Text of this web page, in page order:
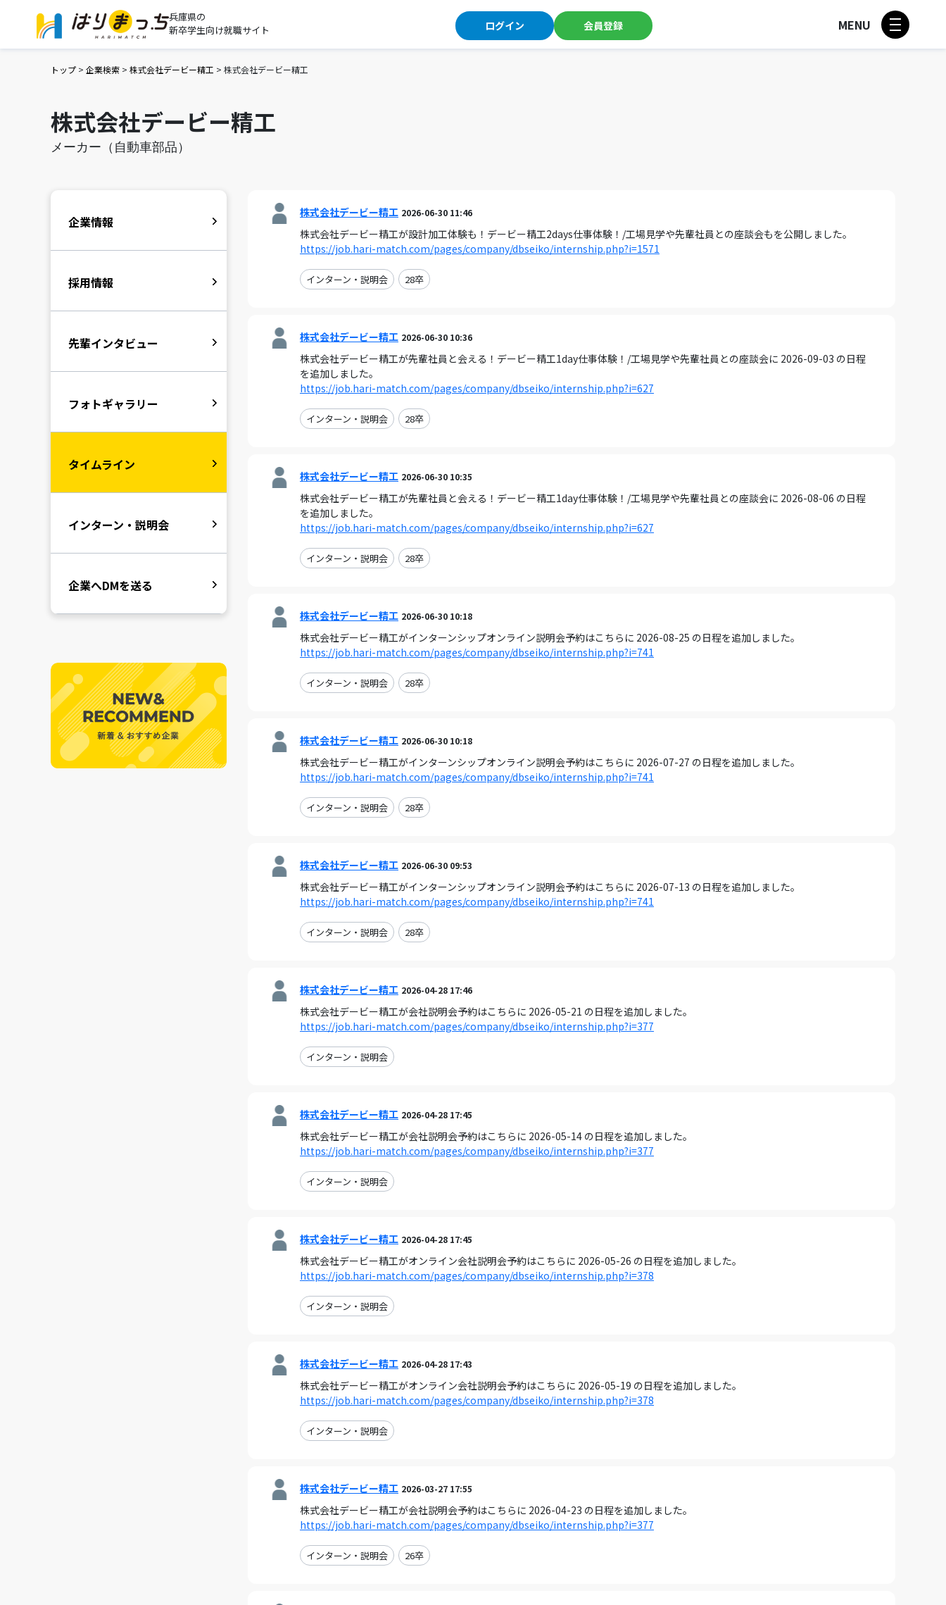
兵庫県の
新卒学生向け就職サイト
ログイン 会員登録 MENU
トップ > 企業検索 > 株式会社デービー精工 > 株式会社デービー精工
株式会社デービー精工
メーカー（自動車部品）
株式会社デービー精工 2026-06-30 11:46
株式会社デービー精工が設計加工体験も！デービー精工2days仕事体験！/工場見学や先輩社員との座談会もを公開しました。
https://job.hari-match.com/pages/company/dbseiko/internship.php?i=1571
インターン・説明会 28卒
株式会社デービー精工 2026-06-30 10:36
株式会社デービー精工が先輩社員と会える！デービー精工1day仕事体験！/工場見学や先輩社員との座談会に 2026-09-03 の日程
を追加しました。
https://job.hari-match.com/pages/company/dbseiko/internship.php?i=627
インターン・説明会 28卒
株式会社デービー精工 2026-06-30 10:35
株式会社デービー精工が先輩社員と会える！デービー精工1day仕事体験！/工場見学や先輩社員との座談会に 2026-08-06 の日程
を追加しました。
https://job.hari-match.com/pages/company/dbseiko/internship.php?i=627
インターン・説明会 28卒
株式会社デービー精工 2026-06-30 10:18
株式会社デービー精工がインターンシップオンライン説明会予約はこちらに 2026-08-25 の日程を追加しました。
https://job.hari-match.com/pages/company/dbseiko/internship.php?i=741
インターン・説明会 28卒
株式会社デービー精工 2026-06-30 10:18
株式会社デービー精工がインターンシップオンライン説明会予約はこちらに 2026-07-27 の日程を追加しました。
https://job.hari-match.com/pages/company/dbseiko/internship.php?i=741
インターン・説明会 28卒
株式会社デービー精工 2026-06-30 09:53
株式会社デービー精工がインターンシップオンライン説明会予約はこちらに 2026-07-13 の日程を追加しました。
https://job.hari-match.com/pages/company/dbseiko/internship.php?i=741
インターン・説明会 28卒
株式会社デービー精工 2026-04-28 17:46
株式会社デービー精工が会社説明会予約はこちらに 2026-05-21 の日程を追加しました。
https://job.hari-match.com/pages/company/dbseiko/internship.php?i=377
インターン・説明会
株式会社デービー精工 2026-04-28 17:45
株式会社デービー精工が会社説明会予約はこちらに 2026-05-14 の日程を追加しました。
https://job.hari-match.com/pages/company/dbseiko/internship.php?i=377
インターン・説明会
株式会社デービー精工 2026-04-28 17:45
株式会社デービー精工がオンライン会社説明会予約はこちらに 2026-05-26 の日程を追加しました。
https://job.hari-match.com/pages/company/dbseiko/internship.php?i=378
インターン・説明会
株式会社デービー精工 2026-04-28 17:43
株式会社デービー精工がオンライン会社説明会予約はこちらに 2026-05-19 の日程を追加しました。
https://job.hari-match.com/pages/company/dbseiko/internship.php?i=378
インターン・説明会
株式会社デービー精工 2026-03-27 17:55
株式会社デービー精工が会社説明会予約はこちらに 2026-04-23 の日程を追加しました。
https://job.hari-match.com/pages/company/dbseiko/internship.php?i=377
インターン・説明会 26卒
企業情報
採用情報
先輩インタビュー
フォトギャラリー
タイムライン
インターン・説明会
企業へDMを送る